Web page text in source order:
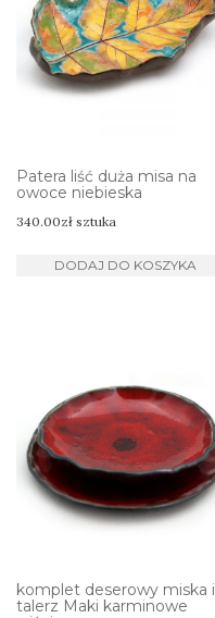
Patera liść duża misa na
owoce niebieska
340.00zł sztuka
DODAJ DO KOSZYKA
komplet deserowy miska i
talerz Maki karminowe